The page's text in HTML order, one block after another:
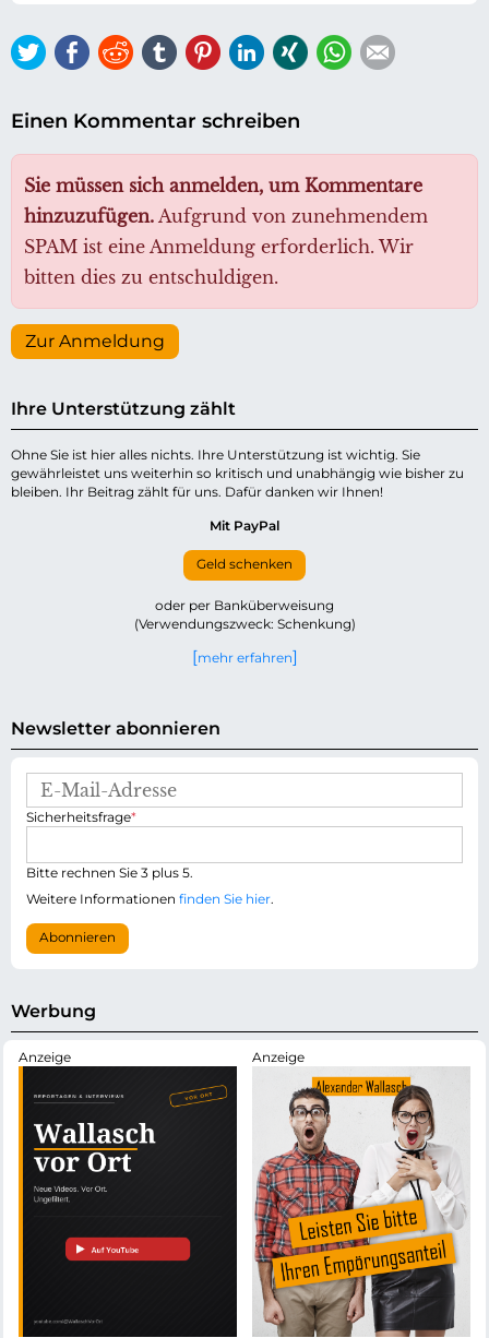
TwitterFacebook
ReddittumblrPinterestLinkedIn
Xing WhatsApp
Einen Kommentar schreiben
Sie müssen sich anmelden, um Kommentare
hinzuzufügen. Aufgrund von zunehmendem
SPAM ist eine Anmeldung erforderlich. Wir
bitten dies zu entschuldigen.
Zur Anmeldung
Ihre Unterstützung zählt
Ohne Sie ist hier alles nichts. Ihre Unterstützung ist wichtig. Sie
gewährleistet uns weiterhin so kritisch und unabhängig wie bisher zu
bleiben. Ihr Beitrag zählt für uns. Dafür danken wir Ihnen!
Mit PayPal
Geld schenken
oder per Banküberweisung
(Verwendungszweck: Schenkung)
mehr erfahren
Newsletter abonnieren
M
l
-
d
r
s
e
P
i
h
t
f
d
Sicherheitsfrage*
Bitte rechnen Sie 3 plus 5.
Weitere Informationen finden Sie hier.
Abonnieren
Werbung